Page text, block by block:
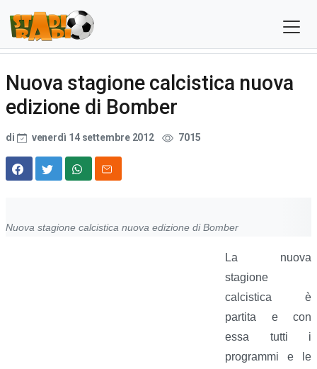
Nuova stagione calcistica nuova
edizione di Bomber
di venerdì 14 settembre 2012 7015
Nuova stagione calcistica nuova edizione di Bomber
La nuova
stagione
calcistica è
partita e con
essa tutti i
programmi e le